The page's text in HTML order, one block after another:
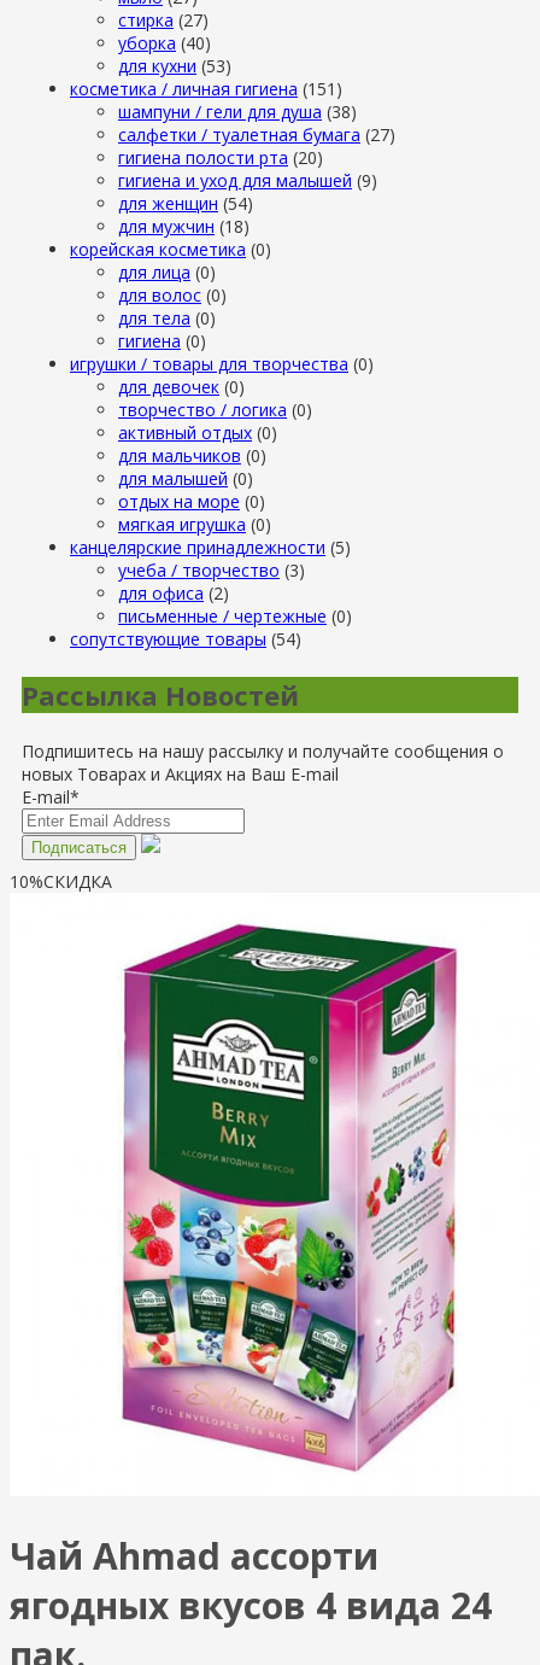
стирка (27)
уборка (40)
для кухни (53)
косметика / личная гигиена (151)
шампуни / гели для душа (38)
салфетки / туалетная бумага (27)
гигиена полости рта (20)
гигиена и уход для малышей (9)
для женщин (54)
для мужчин (18)
корейская косметика (0)
для лица (0)
для волос (0)
для тела (0)
гигиена (0)
игрушки / товары для творчества (0)
для девочек (0)
творчество / логика (0)
активный отдых (0)
для мальчиков (0)
для малышей (0)
отдых на море (0)
мягкая игрушка (0)
канцелярские принадлежности (5)
учеба / творчество (3)
для офиса (2)
письменные / чертежные (0)
сопутствующие товары (54)
Рассылка Новостей
Подпишитесь на нашу рассылку и получайте сообщения о
новых Товарах и Акциях на Ваш E-mail
E-mail*
10%СКИДКА
Чай Ahmad ассорти
ягодных вкусов 4 вида 24
пак.